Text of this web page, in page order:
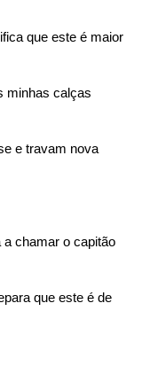
que este é maior
minhas calças
e travam nova
chamar o capitão
que este é de